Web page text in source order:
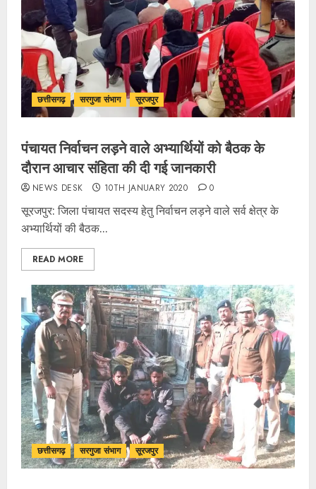
छत्तीसगढ़ सरगुजा संभाग सूरजपुर
पंचायत निर्वाचन लड़ने वाले अभ्यार्थियों को बैठक के
दौरान आचार संहिता की दी गई जानकारी
NEWS DESK 10TH JANUARY 2020 0
सूरजपुर: जिला पंचायत सदस्य हेतु निर्वाचन लड़ने वाले सर्व क्षेत्र के
अभ्यार्थियों की बैठक...
READ MORE
छत्तीसगढ़ सरगुजा संभाग सूरजपुर